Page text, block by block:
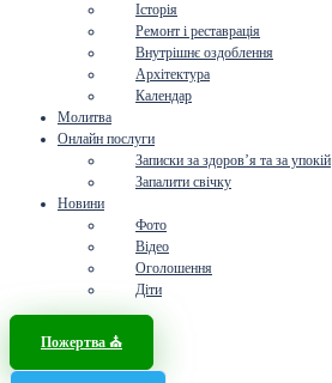
Історія
Ремонт і реставрація
Внутрішнє оздоблення
Архітектура
Календар
Молитва
Онлайн послуги
Записки за здоров’я та за упокій
Запалити свічку
Новини
Фото
Відео
Оголошення
Діти
Пожертва ⛪️